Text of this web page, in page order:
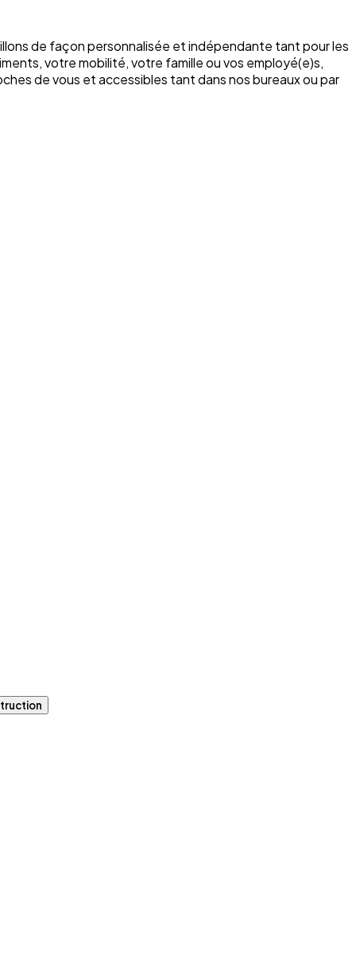
de façon personnalisée et indépendante tant pour les
votre mobilité, votre famille ou vos employé(e)s,
de vous et accessibles tant dans nos bureaux ou par